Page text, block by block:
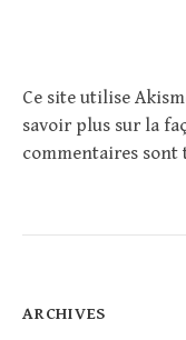
Ce site utilise
savoir plus sur la
commentaires sont
ARCHIVES